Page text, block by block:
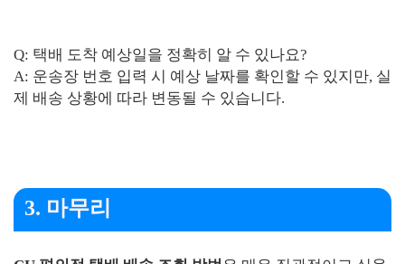
Q: 택배 도착 예상일을 정확히 알 수 있나요?
A: 운송장 번호 입력 시 예상 날짜를 확인할 수 있지만, 실
제 배송 상황에 따라 변동될 수 있습니다.
3. 마무리